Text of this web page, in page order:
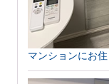
マンションにお